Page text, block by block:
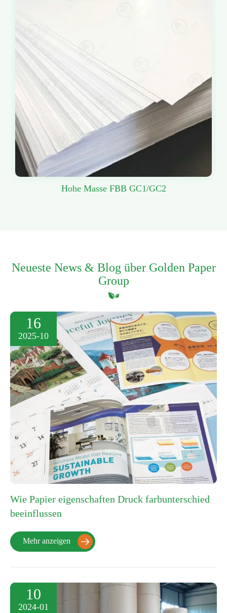
Hohe Masse FBB GC1/GC2
Neueste News & Blog über Golden Paper
Group
16
2025-10
Wie Papier eigenschaften Druck farbunterschied
beeinflussen
Mehr anzeigen 
10
2024-01